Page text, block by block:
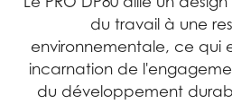
du travail à une
environnementale, ce qui
incarnation de
du développement